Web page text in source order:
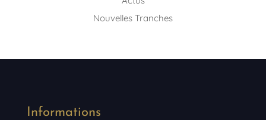
Nouvelles Tranches
Informations